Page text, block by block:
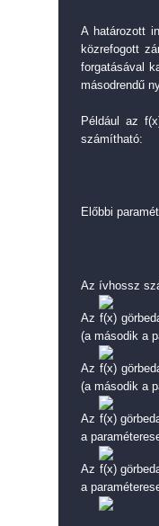
A határozott
közrefogott
forgatásával
másodrendű
Például az
számítható:
Előbbi
Az ívhossz
Az f(x)
(a második a
Az f(x)
(a második a
Az f(x)
a
Az f(x)
a